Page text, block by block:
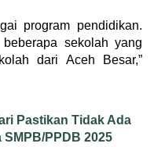
program pendidikan.
sekolah yang
dari Aceh Besar,”
Pastikan Tidak Ada
PPDB 2025